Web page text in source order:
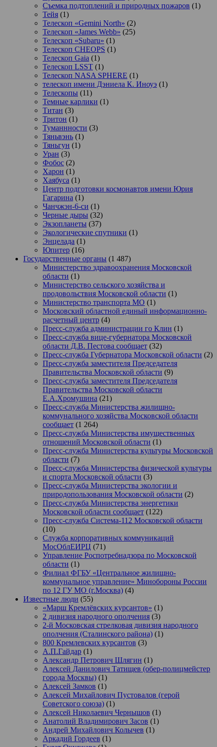
Съемка подтоплений и природных пожаров (1)
Тейя (1)
Телескоп «Gemini North» (2)
Телескоп «James Webb» (25)
Телескоп «Subaru» (1)
Телескоп CHEOPS (1)
Телескоп Gaia (1)
Телескоп LSST (1)
Телескоп NASA SPHERE (1)
телескоп имени Дэниела К. Иноуэ (1)
Телескопы (11)
Темные карлики (1)
Титан (3)
Тритон (1)
Туманнности (3)
Тяньвэнь (1)
Тяньгун (1)
Уран (3)
Фобос (2)
Харон (1)
Хаябуса (1)
Центр подготовки космонавтов имени Юрия
Гагарина (1)
Чанчжэн-6-си (1)
Черные дыры (32)
Экзопланеты (37)
Экологические спутники (1)
Энцелада (1)
Юпитер (16)
Государственные органы (1 487)
Министерство здравоохранения Московской
области (1)
Министерство сельского хозяйства и
продовольствия Московской области (1)
Министерство транспорта МО (1)
Московский областной единый информационно-
расчетный центр (4)
Пресс-служба администрации го Клин (1)
Пресс-служба вице-губернатора Московской
области Д.В. Пестова сообщает (32)
Пресс-служба Губернатора Московской области (2)
Пресс-служба заместителя Председателя
Правительства Московской области (9)
Пресс-служба заместителя Председателя
Правительства Московской области
Е.А.Хромушина (21)
Пресс-служба Министерства жилищно-
коммунального хозяйства Московской области
сообщает (1 264)
Пресс-служба Министерства имущественных
отношений Московской области (1)
Пресс-служба Министерства культуры Московской
области (7)
Пресс-служба Министерства физической культуры
и спорта Московской области (3)
Пресс-служба Министерства экологии и
природопользования Московской области (2)
Пресс-служба Министерства энергетики
Московской области сообщает (122)
Пресс-служба Система-112 Московской области
(10)
Служба корпоративных коммуникаций
МосОблЕИРЦ (71)
Управление Роспотребнадзора по Московской
области (1)
Филиал ФГБУ «Центральное жилищно-
коммунальное управление» Минобороны России
по 12 ГУ МО (г.Москва) (4)
Известные люди (55)
«Марш Кремлёвских курсантов» (1)
2 дивизия народного ополчения (3)
2-й Московская стрелковая дивизия народного
ополчения (Сталинского района) (1)
800 Кремлевских курсантов (3)
А.П.Гайдар (1)
Александр Петрович Шлягин (1)
Алексей Данилович Татищев (обер-полицмейстер
города Москвы) (1)
Алексей Замков (1)
Алексей Михайлович Пустовалов (герой
Советского союза) (1)
Алексей Николаевич Чернышов (1)
Анатолий Владимирович Засов (1)
Андрей Михайлович Колычев (1)
Аркадий Гордеев (1)